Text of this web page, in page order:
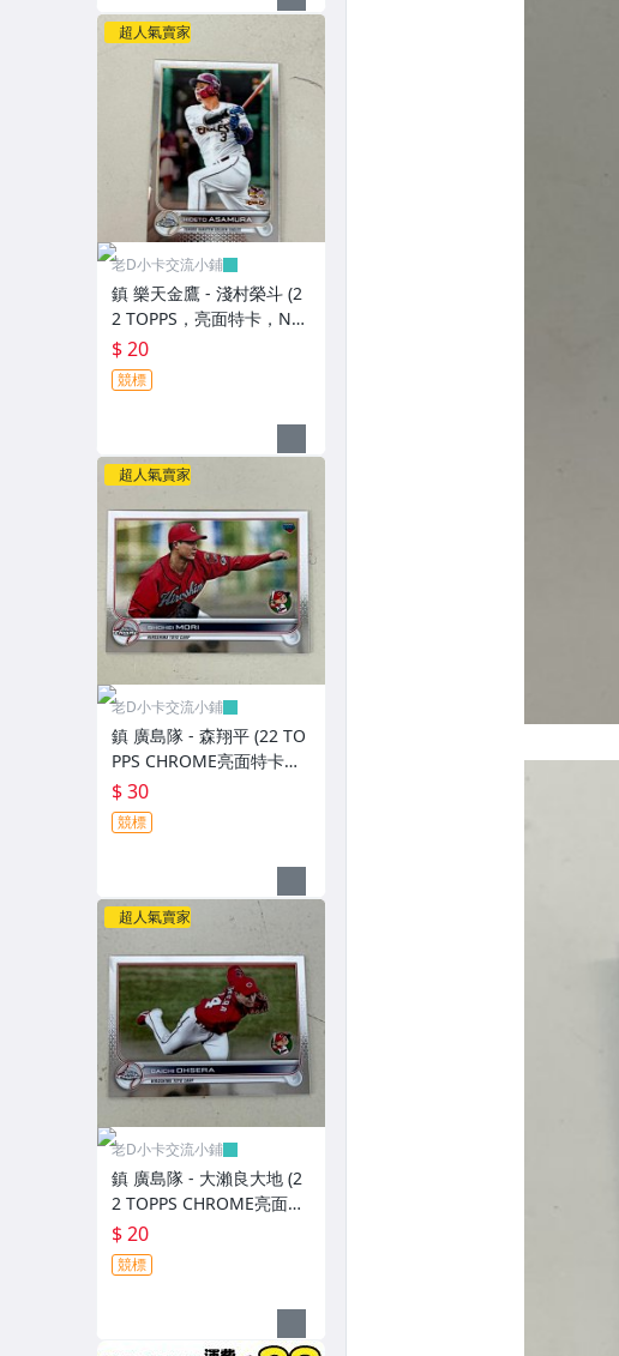
超人氣賣家
老D小卡交流小鋪
鎮 樂天金鷹 - 淺村榮斗 (2
2 TOPPS，亮面特卡，NO.
115)
$ 20
競標
超人氣賣家
老D小卡交流小鋪
鎮 廣島隊 - 森翔平 (22 TO
PPS CHROME亮面特卡，
NO.175) RC新人卡
$ 30
競標
超人氣賣家
老D小卡交流小鋪
鎮 廣島隊 - 大瀨良大地 (2
2 TOPPS CHROME亮面特
卡，NO.176)
$ 20
競標